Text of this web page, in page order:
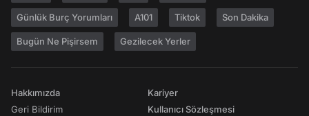
Günlük Burç Yorumları A101 Tiktok Son Dakika
Bugün Ne Pişirsem Gezilecek Yerler
Hakkımızda
Geri Bildirim
Kariyer
Kullanıcı Sözleşmesi